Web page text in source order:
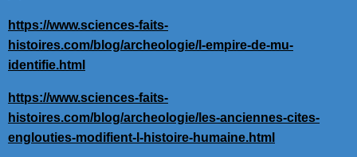
https://www.sciences-faits-
histoires.com/blog/archeologie/l-empire-de-mu-
identifie.html
https://www.sciences-faits-
histoires.com/blog/archeologie/les-anciennes-cites-
englouties-modifient-l-histoire-humaine.html